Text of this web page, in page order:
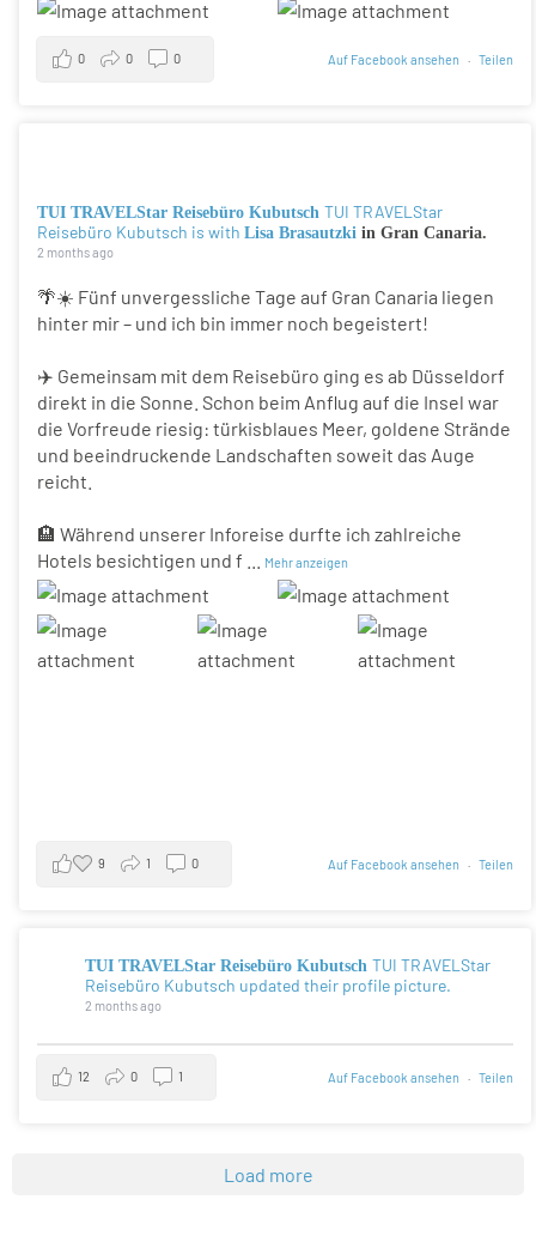
Auf Facebook ansehen · Teilen
0 0 0
TUI TRAVELStar Reisebüro KubutschTUI TRAVELStar
Reisebüro Kubutsch is withLisa Brasautzki in Gran Canaria.
2 months ago
🌴☀️ Fünf unvergessliche Tage auf Gran Canaria liegen
hinter mir – und ich bin immer noch begeistert!
✈️ Gemeinsam mit dem Reisebüro ging es ab Düsseldorf
direkt in die Sonne. Schon beim Anflug auf die Insel war
die Vorfreude riesig: türkisblaues Meer, goldene Strände
und beeindruckende Landschaften soweit das Auge
reicht.
🏨 Während unserer Inforeise durfte ich zahlreiche
Hotels besichtigen und f
Mehr anzeigen
Auf Facebook ansehen · Teilen
9 1 0
TUI TRAVELStar Reisebüro KubutschTUI TRAVELStar
Reisebüro Kubutsch updated their profile picture.
2 months ago
Auf Facebook ansehen · Teilen
12 0 1
Load more